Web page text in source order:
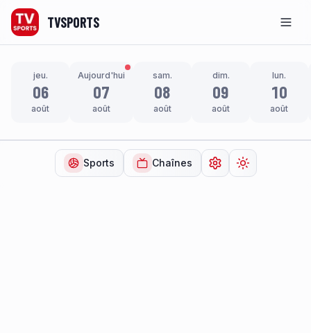
TVSPORTS
jeu.
06
août
Aujourd'hui
07
août
sam.
08
août
dim.
09
août
lun.
10
août
Sports Chaînes Ouvrir lesChanger de